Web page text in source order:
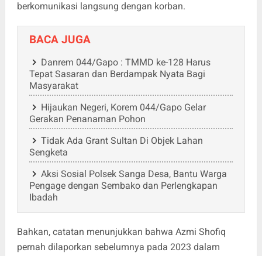
berkomunikasi langsung dengan korban.
BACA JUGA
Danrem 044/Gapo : TMMD ke-128 Harus
Tepat Sasaran dan Berdampak Nyata Bagi
Masyarakat
Hijaukan Negeri, Korem 044/Gapo Gelar
Gerakan Penanaman Pohon
Tidak Ada Grant Sultan Di Objek Lahan
Sengketa
Aksi Sosial Polsek Sanga Desa, Bantu Warga
Pengage dengan Sembako dan Perlengkapan
Ibadah
Bahkan, catatan menunjukkan bahwa Azmi Shofiq
pernah dilaporkan sebelumnya pada 2023 dalam